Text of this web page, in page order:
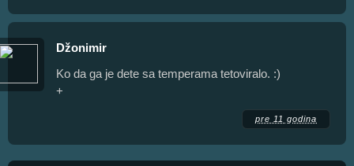
Džonimir
Ko da ga je dete sa temperama tetoviralo. :)
+
pre 11 godina